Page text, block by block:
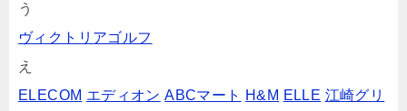
う
ヴィクトリアゴルフ
え
ELECOM エディオン ABCマート H&M ELLE 江崎グリ